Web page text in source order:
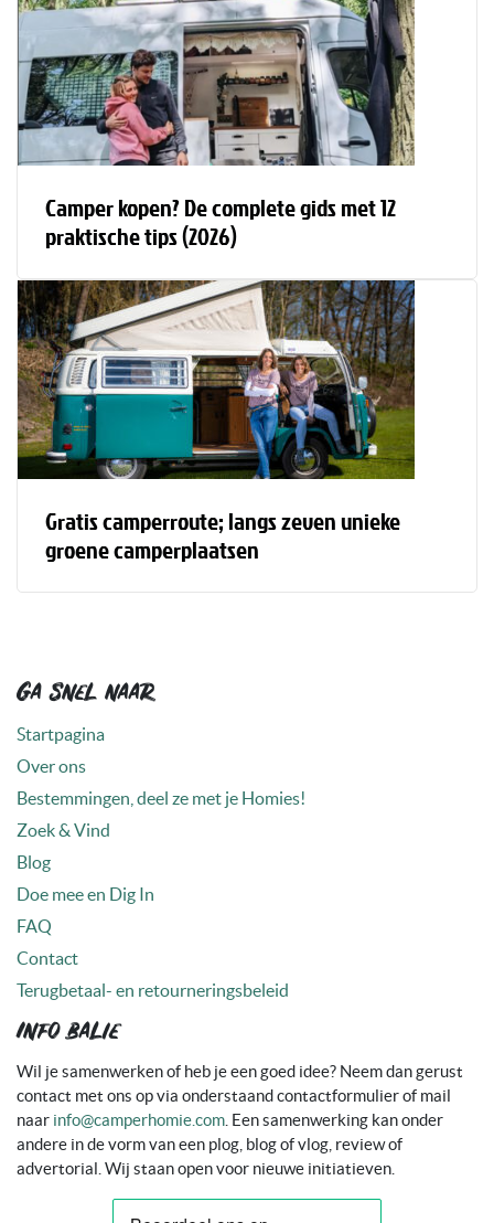
Camper kopen? De complete gids met 12
praktische tips (2026)
Gratis camperroute; langs zeven unieke
groene camperplaatsen
Ga snel naar
Startpagina
Over ons
Bestemmingen, deel ze met je Homies!
Zoek & Vind
Blog
Doe mee en Dig In
FAQ
Contact
Terugbetaal- en retourneringsbeleid
Info balie
Wil je samenwerken of heb je een goed idee? Neem dan gerust
contact met ons op via onderstaand contactformulier of mail
naar info@camperhomie.com . Een samenwerking kan onder
andere in de vorm van een plog, blog of vlog, review of
advertorial. Wij staan open voor nieuwe initiatieven.